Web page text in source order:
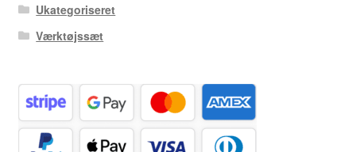
Ukategoriseret
Værktøjssæt